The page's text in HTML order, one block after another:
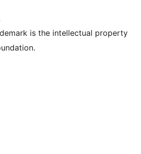
is the intellectual property